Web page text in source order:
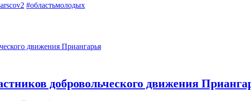
#областьмолодых
добровольческого движения